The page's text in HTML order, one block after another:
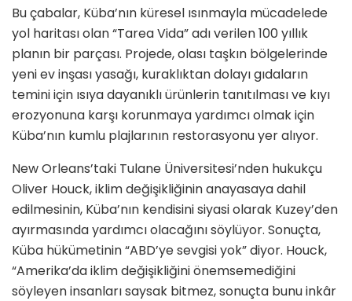
Bu çabalar, Küba’nın küresel ısınmayla mücadelede
yol haritası olan “Tarea Vida” adı verilen 100 yıllık
planın bir parçası. Projede, olası taşkın bölgelerinde
yeni ev inşası yasağı, kuraklıktan dolayı gıdaların
temini için ısıya dayanıklı ürünlerin tanıtılması ve kıyı
erozyonuna karşı korunmaya yardımcı olmak için
Küba’nın kumlu plajlarının restorasyonu yer alıyor.
New Orleans’taki Tulane Üniversitesi’nden hukukçu
Oliver Houck, iklim değişikliğinin anayasaya dahil
edilmesinin, Küba’nın kendisini siyasi olarak Kuzey’den
ayırmasında yardımcı olacağını söylüyor. Sonuçta,
Küba hükümetinin “ABD’ye sevgisi yok” diyor. Houck,
“Amerika’da iklim değişikliğini önemsemediğini
söyleyen insanları saysak bitmez, sonuçta bunu inkâr